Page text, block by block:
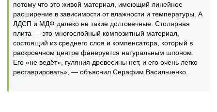
потому что это живой материал, имеющий линейное
расширение в зависимости от влажности и температуры. А
ЛДСП и МДФ далеко не такие долговечные. Столярная
плита — это многослойный композитный материал,
состоящий из среднего слоя и компенсатора, который в
раскроечном центре фанеруется натуральным шпоном.
Его «не ведёт», гуляния древесины нет, и его очень легко
реставрировать», — объяснил Серафим Васильченко.